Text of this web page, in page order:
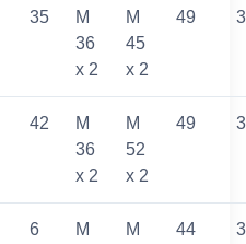
35
M
36
x 2
M
45
x 2
49
42
M
36
x 2
M
52
x 2
49
6
M
M
44